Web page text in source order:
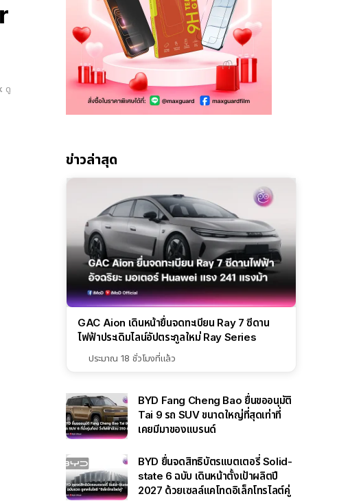
ดู
ข่าวล่าสุด
GAC Aion เดินหน้ายื่นจดทะเบียน Ray 7 ซีดาน
ไฟฟ้าประเดิมไลน์อัปตระกูลใหม่ Ray Series
ประมาณ 18 ชั่วโมงที่แล้ว
BYD Fang Cheng Bao ยื่นขออนุมัติ
Tai 9 รถ SUV ขนาดใหญ่ที่สุดเท่าที่
เคยมีมาของแบรนด์
BYD ยื่นจดสิทธิบัตรแบตเตอรี่ Solid-
state 6 ฉบับ เดินหน้าตั้งเป้าผลิตปี
2027 ด้วยเซลล์แคโทดอิเล็กโทรไลต์คู่